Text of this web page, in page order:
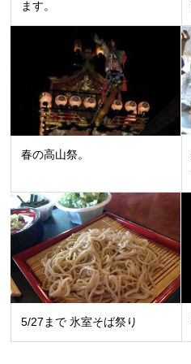
ます。
春の高山祭。
5/27まで 氷室そば祭り